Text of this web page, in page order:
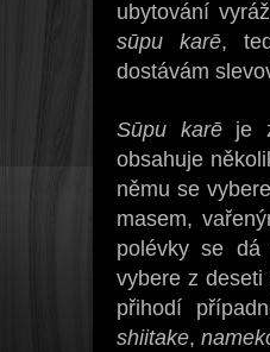
ubytování
sūpu karē,
dostávám
Sūpu karēje
obsahuje
němu se
masem,
polévky se dá
vybere z
přihodí
shiitake,